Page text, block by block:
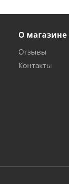
О магазине
Отзывы
Контакты